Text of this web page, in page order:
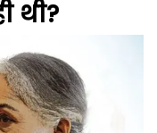
थी?